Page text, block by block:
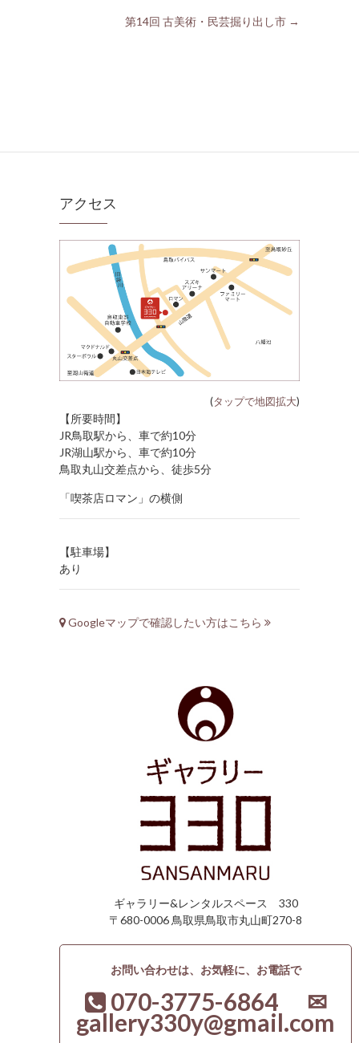
第14回 古美術・民芸掘り出し市 →
アクセス
(タップで地図拡大)
【所要時間】
JR鳥取駅から、車で約10分
JR湖山駅から、車で約10分
鳥取丸山交差点から、徒歩5分
「喫茶店ロマン」の横側
【駐車場】
あり
Googleマップで確認したい方はこちら
ギャラリー&レンタルスペース 330
〒680-0006 鳥取県鳥取市丸山町270-8
お問い合わせは、お気軽に、お電話で
070-3775-6864 ✉
gallery330y@gmail.com